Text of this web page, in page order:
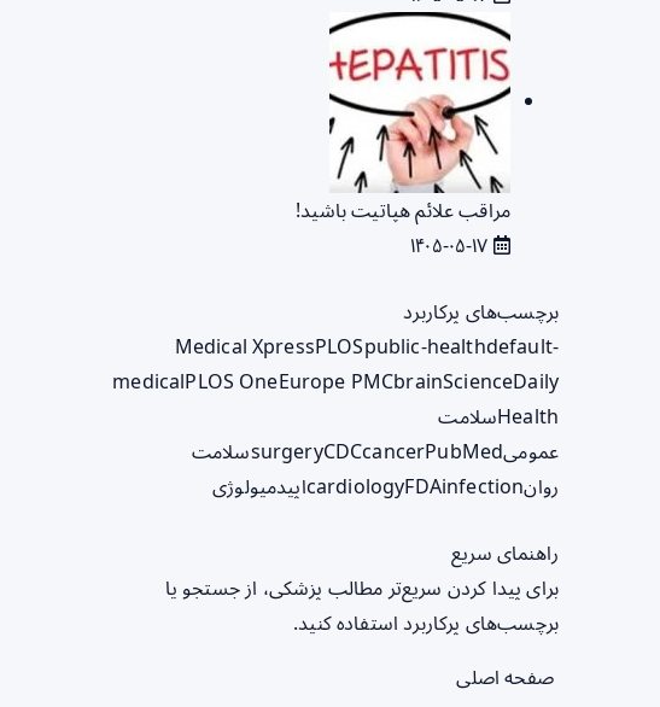
مراقب علائم هپاتیت باشید!
برچسب‌های پرکاربرد
Medical XpressPLOSpublic-healthdefault-
medicalPLOS OneEurope PMCbrainScienceDaily
Healthسلامت
عمومی
surgeryCDCcancerPubMed
سلامت
روان
cardiologyFDAinfection اپیدمیولوژی
راهنمای سریع
برای پیدا کردن سریع‌تر مطالب پزشکی، از جستجو یا
برچسب‌های پرکاربرد استفاده کنید.
صفحه اصلی